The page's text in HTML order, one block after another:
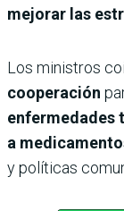
mejorar las
Los ministros
cooperación
enfermedades
a
y políticas